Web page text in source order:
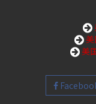
美
美